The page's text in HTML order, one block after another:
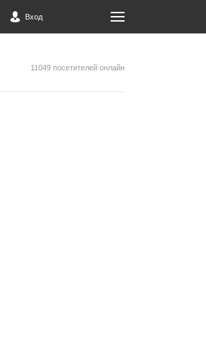
Вход
11049 посетителей онлайн